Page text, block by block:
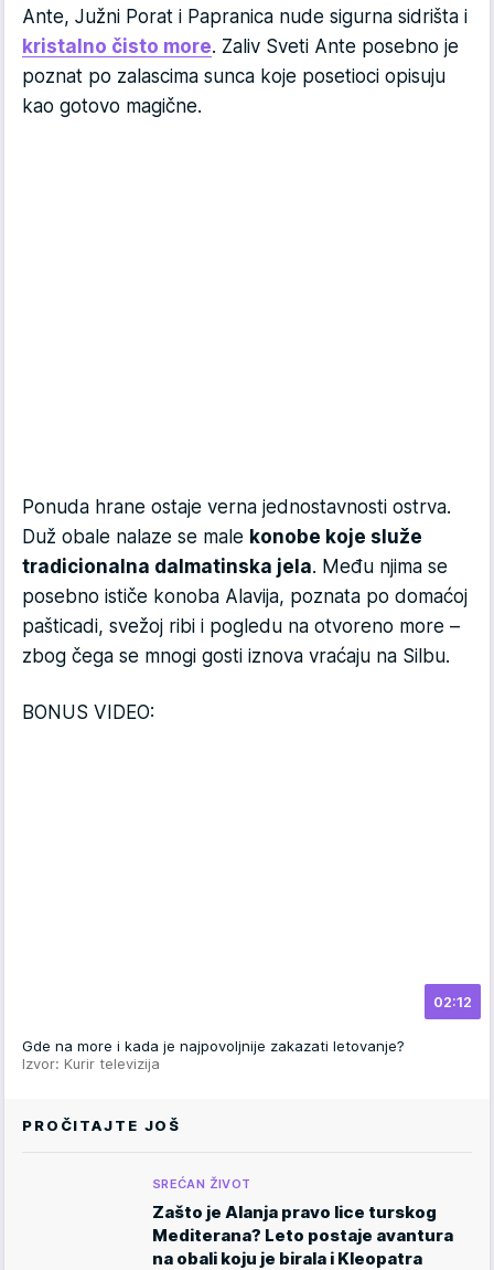
Ante, Južni Porat i Papranica nude sigurna sidrišta i
kristalno čisto more. Zaliv Sveti Ante posebno je
poznat po zalascima sunca koje posetioci opisuju
kao gotovo magične.
Ponuda hrane ostaje verna jednostavnosti ostrva.
Duž obale nalaze se male konobe koje služe
tradicionalna dalmatinska jela. Među njima se
posebno ističe konoba Alavija, poznata po domaćoj
pašticadi, svežoj ribi i pogledu na otvoreno more –
zbog čega se mnogi gosti iznova vraćaju na Silbu.
BONUS VIDEO:
02:12
Gde na more i kada je najpovoljnije zakazati letovanje?
Izvor: Kurir televizija
PROČITAJTE JOŠ
SREĆAN ŽIVOT
Zašto je Alanja pravo lice turskog
Mediterana? Leto postaje avantura
na obali koju je birala i Kleopatra